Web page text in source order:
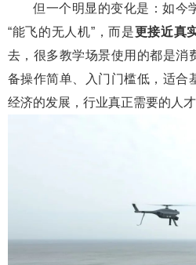
但一个明显的变化是：如今
“能飞的无人机”，而是更接近真
去，很多教学场景使用的都是消
备操作简单、入门门槛低，适合
经济的发展，行业真正需要的人才